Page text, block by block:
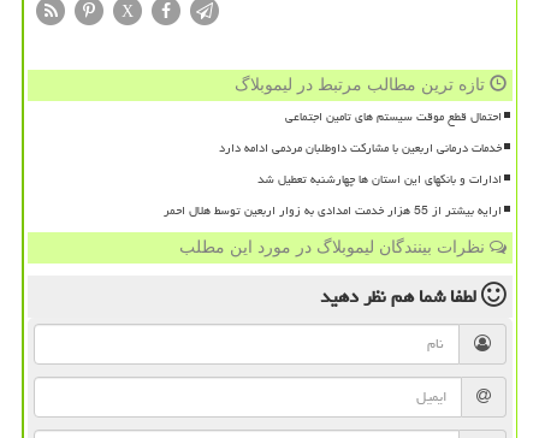
X
تازه ترین مطالب مرتبط در لیموبلاگ
احتمال قطع موقت سیستم های تامین اجتماعی
خدمات درمانی اربعین با مشارکت داوطلبان مردمی ادامه دارد
ادارات و بانکهای این استان ها چهارشنبه تعطیل شد
ارایه بیشتر از 55 هزار خدمت امدادی به زوار اربعین توسط هلال احمر
نظرات بینندگان لیموبلاگ در مورد این مطلب
لطفا شما همنظر دهید